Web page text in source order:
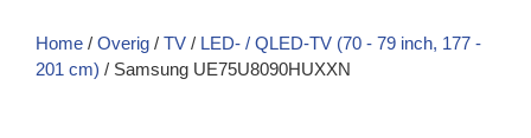
Home / Overig / TV / LED- / QLED-TV (70 - 79 inch, 177 -
201 cm) / Samsung UE75U8090HUXXN